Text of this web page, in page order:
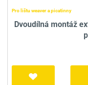
Pro lištu weaver a picatinny
Dvoudílná montáž